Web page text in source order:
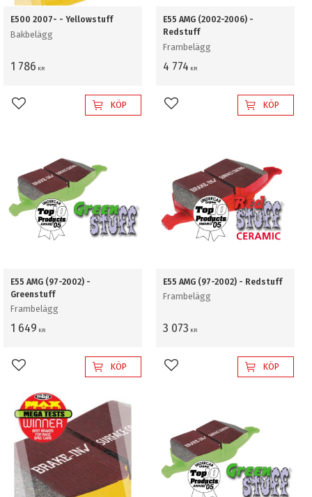
E500 2007- - Yellowstuff
Bakbelägg
1 786 KR
Lägg till i favoriterKÖP
E55 AMG (2002-2006) -
Redstuff
Frambelägg
4 774 KR
Lägg till i favoriterKÖP
E55 AMG (97-2002) -
Greenstuff
Frambelägg
1 649 KR
Lägg till i favoriterKÖP
E55 AMG (97-2002) - Redstuff
Frambelägg
3 073 KR
Lägg till i favoriterKÖP